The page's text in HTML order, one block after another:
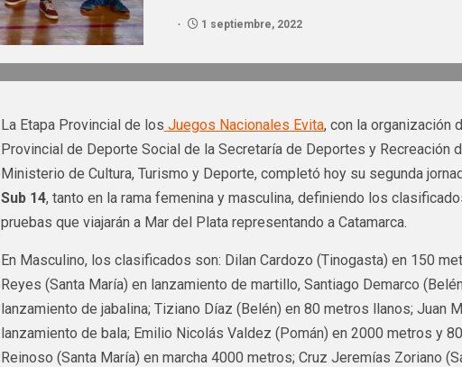
1 septiembre, 2022
La Etapa Provincial de los Juegos Nacionales Evita, con la organización
Provincial de Deporte Social de la Secretaría de Deportes y Recreación
Ministerio de Cultura, Turismo y Deporte, completó hoy su segunda
Sub 14, tanto en la rama femenina y masculina, definiendo los
pruebas que viajarán a Mar del Plata representando a Catamarca.
En Masculino, los clasificados son: Dilan Cardozo (Tinogasta) en 150
Reyes (Santa María) en lanzamiento de martillo, Santiago Demarco
lanzamiento de jabalina; Tiziano Díaz (Belén) en 80 metros llanos; Juan
lanzamiento de bala; Emilio Nicolás Valdez (Pomán) en 2000 metros y
Reinoso (Santa María) en marcha 4000 metros; Cruz Jeremías Zoriano